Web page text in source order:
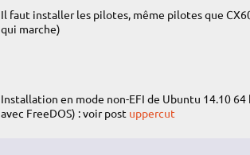
Il faut installer les pilotes, même pilotes que
qui marche)
Installation en mode non-EFI de Ubuntu 14.10
avec FreeDOS) : voir post uppercut